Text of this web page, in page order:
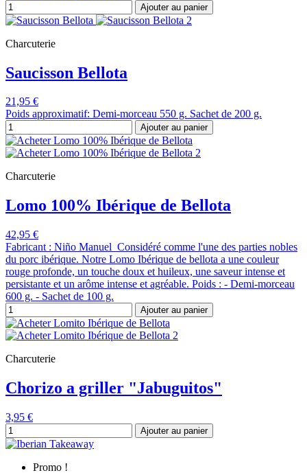
Ajouter au panier
Charcuterie
Saucisson Bellota
21,95 €
Poids approximatif: Demi-morceau 550 g. Sachet de 200 g.
Ajouter au panier
Charcuterie
Lomo 100% Ibérique de Bellota
42,95 €
Fabricant : Niño Manuel Considéré comme l'une des parties nobles
du porc ibérique. Notre Lomo Ibérique de bellota a une couleur
rouge profonde, un touche doux et huileux, une saveur intense et
persistante et un arôme intense et agréable. Poids : - Demi-morceau
600 g. - Sachet de 100 g.
Ajouter au panier
Charcuterie
Chorizo a griller "Jabuguitos"
3,95 €
Ajouter au panier
Promo !